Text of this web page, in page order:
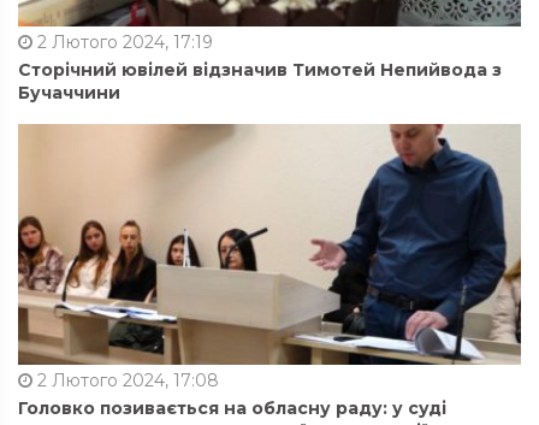
2 Лютого 2024, 17:19
Сторічний ювілей відзначив Тимотей Непийвода з
Бучаччини
2 Лютого 2024, 17:08
Головко позивається на обласну раду: у суді